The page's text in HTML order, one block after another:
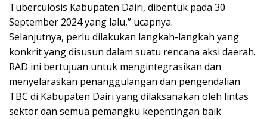
Tuberculosis Kabupaten Dairi, dibentuk pada 30
September 2024 yang lalu,” ucapnya.
Selanjutnya, perlu dilakukan langkah-langkah yang
konkrit yang disusun dalam suatu rencana aksi daerah.
RAD ini bertujuan untuk mengintegrasikan dan
menyelaraskan penanggulangan dan pengendalian
TBC di Kabupaten Dairi yang dilaksanakan oleh lintas
sektor dan semua pemangku kepentingan baik